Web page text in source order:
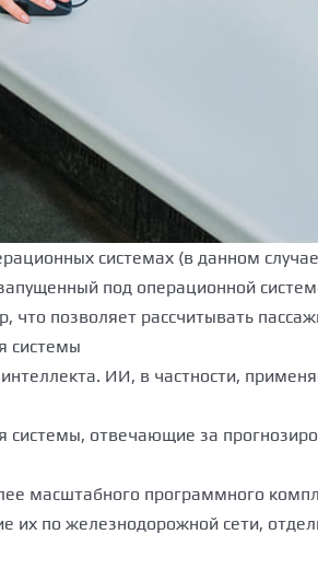
системах (в данном
под операционной
позволяет рассчитывать
системы
ИИ, в частности,
отвечающие за
масштабного программного
их по железнодорожной сети,